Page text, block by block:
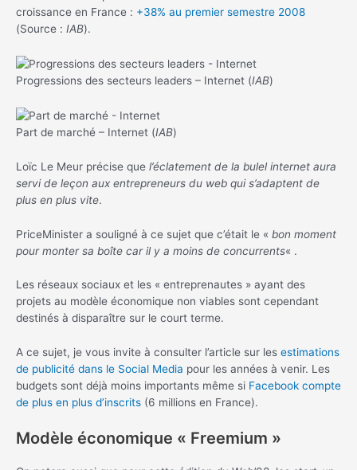
croissance en France : +38% au premier semestre 2008
(Source : IAB).
Progressions des secteurs leaders – Internet (IAB)
Part de marché – Internet (IAB)
Loïc Le Meur précise que l’éclatement de la bulel internet aura
servi de leçon aux entrepreneurs du web qui s’adaptent de
plus en plus vite.
PriceMinister a souligné à ce sujet que c’était le « bon moment
pour monter sa boîte car il y a moins de concurrents« .
Les réseaux sociaux et les « entreprenautes » ayant des
projets au modèle économique non viables sont cependant
destinés à disparaître sur le court terme.
A ce sujet, je vous invite à consulter l’article sur les estimations
de publicité dans le Social Media pour les années à venir. Les
budgets sont déjà moins importants même si Facebook compte
de plus en plus d’inscrits (6 millions en France).
Modèle économique « Freemium »